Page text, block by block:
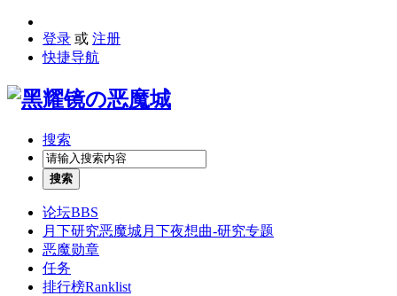
登录 或 注册
快捷导航
搜索
搜索
论坛BBS
月下研究恶魔城月下夜想曲-研究专题
恶魔勋章
任务
排行榜Ranklist